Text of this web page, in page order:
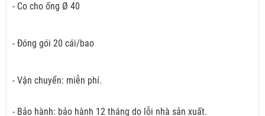
- Co cho ống Ø 40
- Đóng gói 20 cái/bao
- Vận chuyển: miễn phí.
- Bảo hành: bảo hành 12 tháng do lỗi nhà sản xuất.